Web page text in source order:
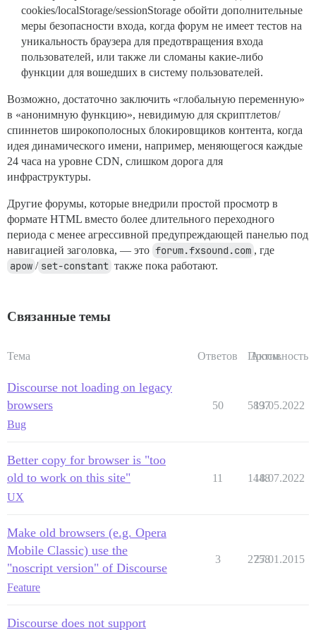
cookies/localStorage/sessionStorage обойти дополнительные
меры безопасности входа, когда форум не имеет тестов на
уникальность браузера для предотвращения входа
пользователей, или также ли сломаны какие-либо
функции для вошедших в систему пользователей.
Возможно, достаточно заключить «глобальную переменную»
в «анонимную функцию», невидимую для скриптлетов/
спиннетов широкополосных блокировщиков контента, когда
идея динамического имени, например, меняющегося каждые
24 часа на уровне CDN, слишком дорога для
инфраструктуры.
Другие форумы, которые внедрили простой просмотр в
формате HTML вместо более длительного переходного
периода с менее агрессивной предупреждающей панелью под
навигацией заголовка, — это forum.fxsound.com , где
apow / set-constant также пока работают.
Связанные темы
Тема Ответов Просм.
Активность
Discourse not loading on legacy
browsers
Bug
50 5897
13.05.2022
Better copy for browser is "too
old to work on this site"
UX
11 1448
18.07.2022
Make old browsers (e.g. Opera
Mobile Classic) use the
"noscript version" of Discourse
Feature
3 2758
27.01.2015
Discourse does not support